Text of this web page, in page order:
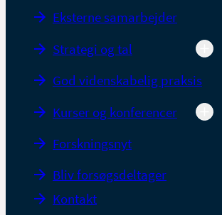
Eksterne samarbejder
Strategi og tal
God videnskabelig praksis
Kurser og konferencer
Forskningsnyt
Bliv forsøgsdeltager
Kontakt